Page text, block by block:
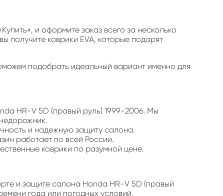
и оформите заказ всего за несколько
получите коврики EVA, которые подарят
подобрать идеальный вариант именно для
HR-V 5D (правый руль) 1999-2006. Мы
и надежную защиту салона.
работает по всей России.
коврики по разумной цене.
и защите салона Honda HR-V 5D (правый
года или погодных условий.